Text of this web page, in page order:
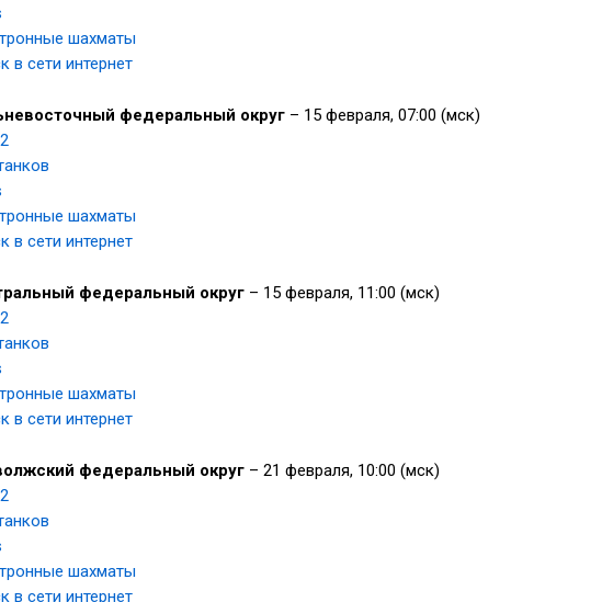
шахматы
в сети интернет
федеральный округ – 15 февраля, 07:00 (мск)
шахматы
в сети интернет
федеральный округ – 15 февраля, 11:00 (мск)
шахматы
в сети интернет
федеральный округ – 21 февраля, 10:00 (мск)
шахматы
в сети интернет